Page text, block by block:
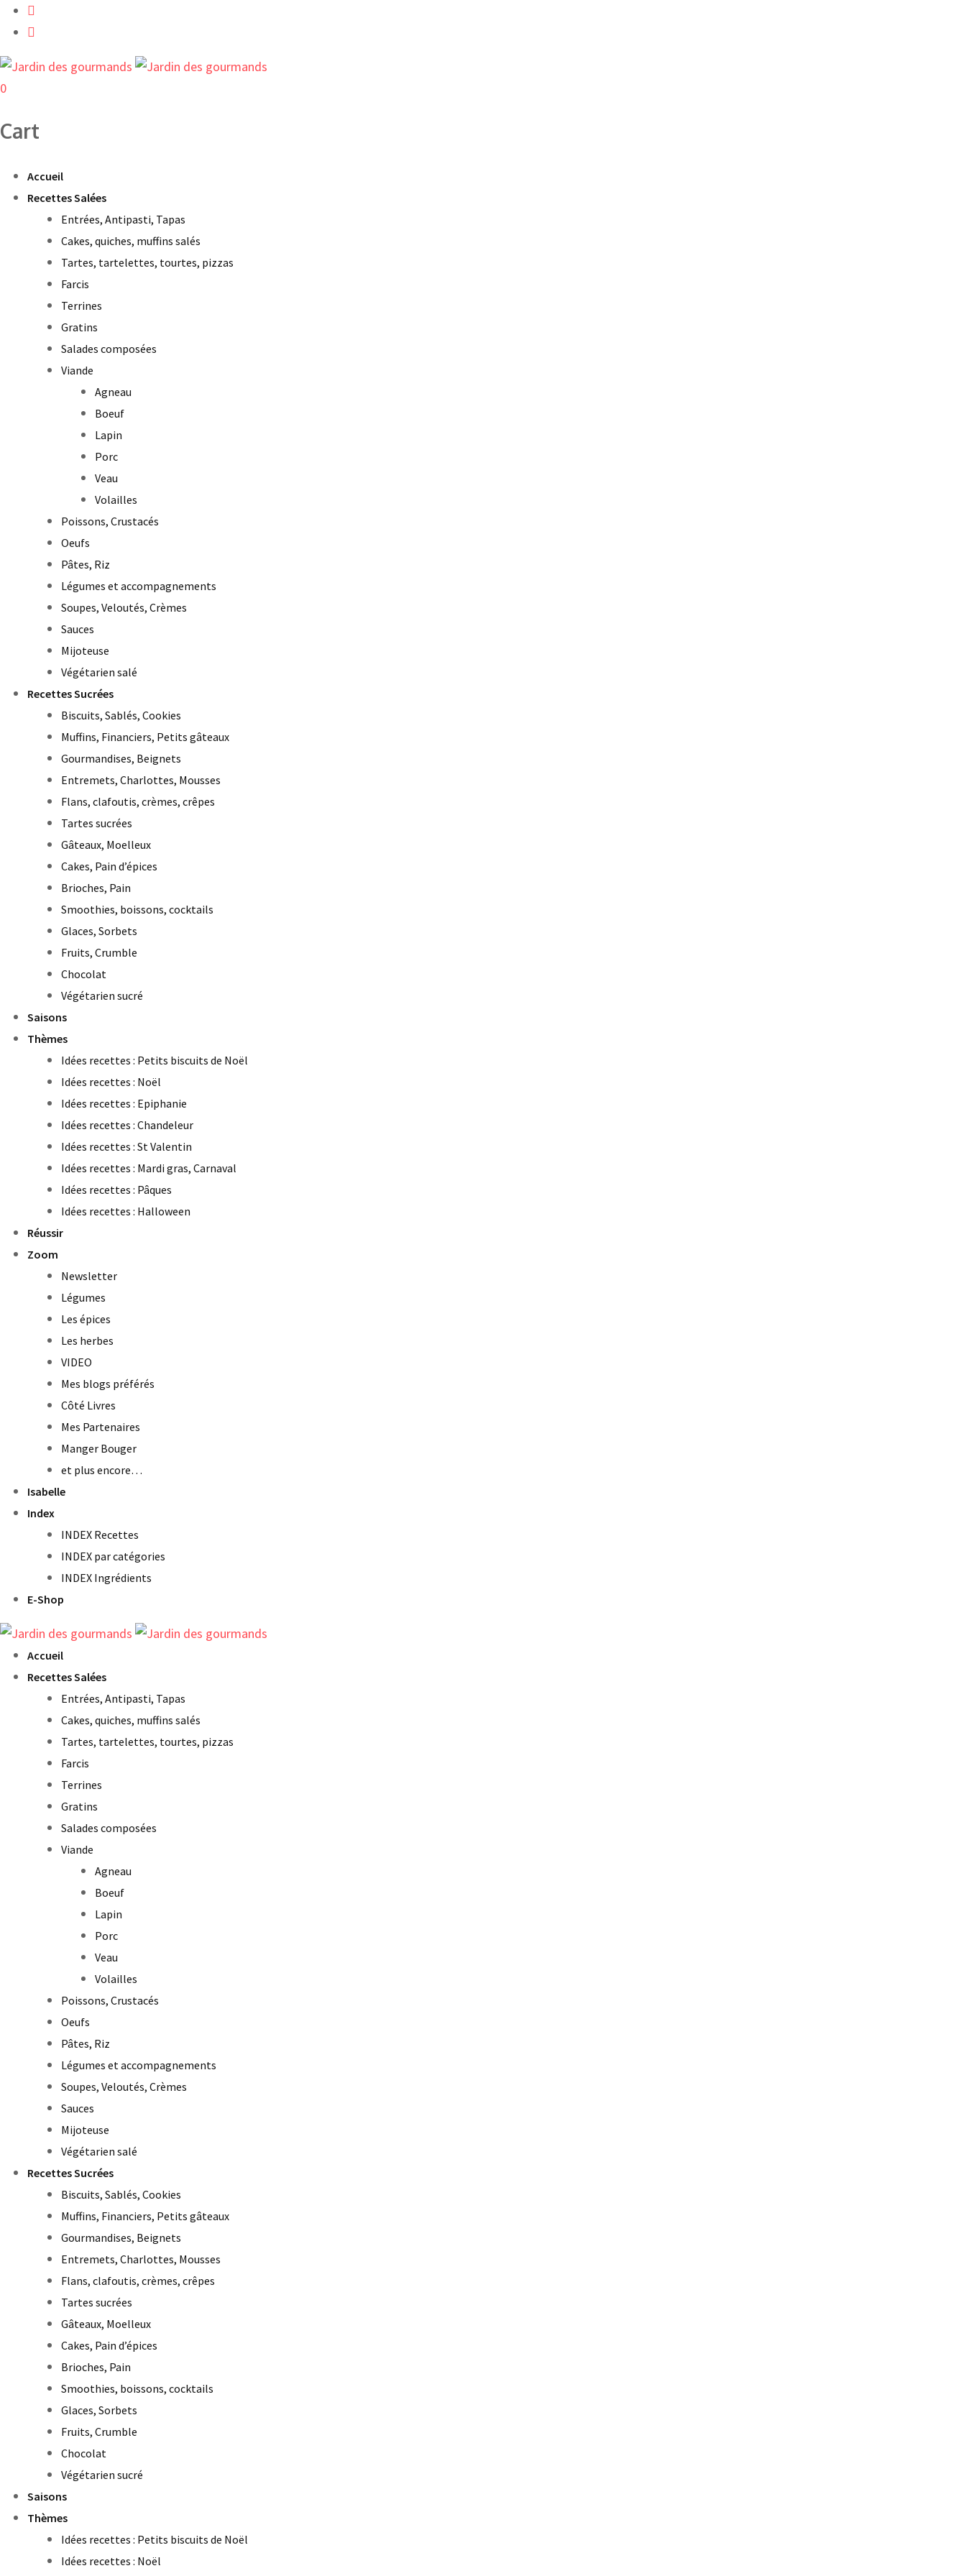
Skip
content
0
Cart
Accueil
Recettes Salées
Entrées, Antipasti, Tapas
Cakes, quiches, muffins salés
Tartes, tartelettes, tourtes, pizzas
Farcis
Terrines
Gratins
Salades composées
Viande
Agneau
Boeuf
Lapin
Porc
Veau
Volailles
Poissons, Crustacés
Oeufs
Pâtes, Riz
Légumes et accompagnements
Soupes, Veloutés, Crèmes
Sauces
Mijoteuse
Végétarien salé
Recettes Sucrées
Biscuits, Sablés, Cookies
Muffins, Financiers, Petits gâteaux
Gourmandises, Beignets
Entremets, Charlottes, Mousses
Flans, clafoutis, crèmes, crêpes
Tartes sucrées
Gâteaux, Moelleux
Cakes, Pain d’épices
Brioches, Pain
Smoothies, boissons, cocktails
Glaces, Sorbets
Fruits, Crumble
Chocolat
Végétarien sucré
Saisons
Thèmes
Idées recettes : Petits biscuits de Noël
Idées recettes : Noël
Idées recettes : Epiphanie
Idées recettes : Chandeleur
Idées recettes : St Valentin
Idées recettes : Mardi gras, Carnaval
Idées recettes : Pâques
Idées recettes : Halloween
Réussir
Zoom
Newsletter
Légumes
Les épices
Les herbes
VIDEO
Mes blogs préférés
Côté Livres
Mes Partenaires
Manger Bouger
et plus encore…
Isabelle
Index
INDEX Recettes
INDEX par catégories
INDEX Ingrédients
E-Shop
Accueil
Recettes Salées
Entrées, Antipasti, Tapas
Cakes, quiches, muffins salés
Tartes, tartelettes, tourtes, pizzas
Farcis
Terrines
Gratins
Salades composées
Viande
Agneau
Boeuf
Lapin
Porc
Veau
Volailles
Poissons, Crustacés
Oeufs
Pâtes, Riz
Légumes et accompagnements
Soupes, Veloutés, Crèmes
Sauces
Mijoteuse
Végétarien salé
Recettes Sucrées
Biscuits, Sablés, Cookies
Muffins, Financiers, Petits gâteaux
Gourmandises, Beignets
Entremets, Charlottes, Mousses
Flans, clafoutis, crèmes, crêpes
Tartes sucrées
Gâteaux, Moelleux
Cakes, Pain d’épices
Brioches, Pain
Smoothies, boissons, cocktails
Glaces, Sorbets
Fruits, Crumble
Chocolat
Végétarien sucré
Saisons
Thèmes
Idées recettes : Petits biscuits de Noël
Idées recettes : Noël